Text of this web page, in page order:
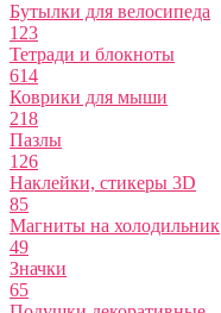
Бутылки для велосипеда
123
Тетради и блокноты
614
Коврики для мыши
218
Пазлы
126
Наклейки, стикеры 3D
85
Магниты на холодильник
49
Значки
65